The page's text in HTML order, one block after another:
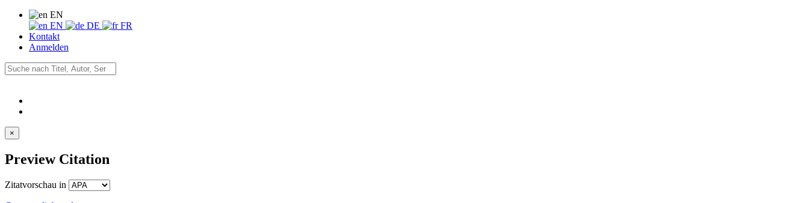
EN
EN
DE
FR
Kontakt
Anmelden
×
Preview Citation
Zitatvorschau in